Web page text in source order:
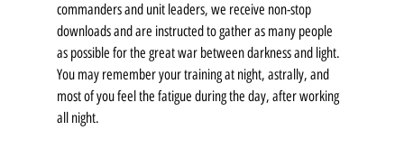
commanders and unit leaders, we receive non-stop
downloads and are instructed to gather as many people
as possible for the great war between darkness and light.
You may remember your training at night, astrally, and
most of you feel the fatigue during the day, after working
all night.